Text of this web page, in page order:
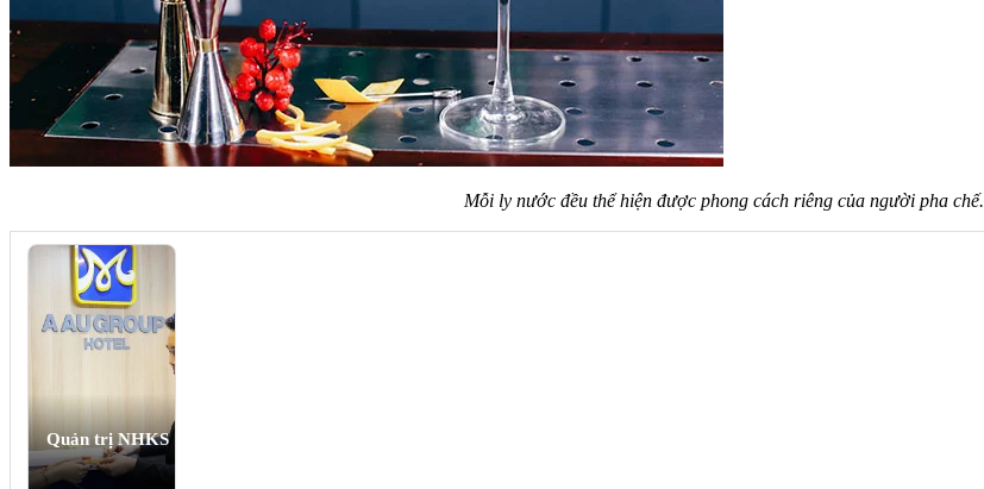
Mỗi ly nước đều thể hiện được phong cách riêng của người pha chế.
Quản trị NHKS